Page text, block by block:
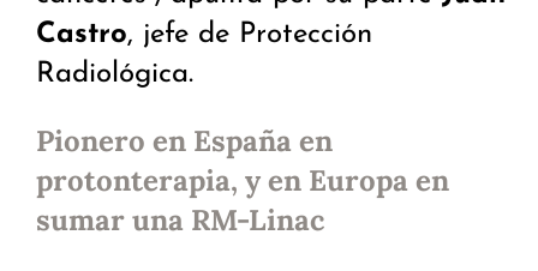
Castro, jefe de Protección
Radiológica.
Pionero en España en
protonterapia, y en Europa en
sumar una RM-Linac